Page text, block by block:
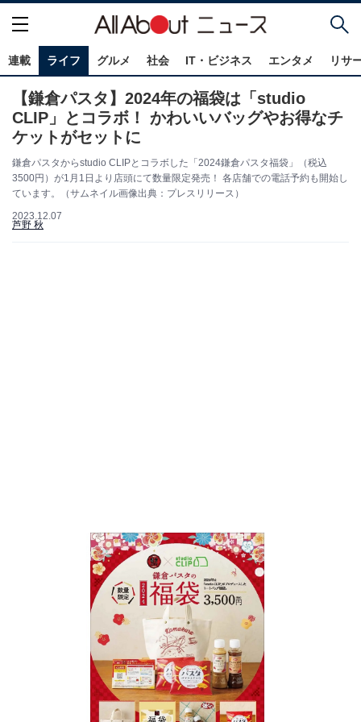
連載 ライフ グルメ 社会 IT・ビジネス エンタメ リサ
【鎌倉パスタ】2024年の福袋は「studio
CLIP」とコラボ！ かわいいバッグやお得なチ
ケットがセットに
鎌倉パスタからstudio CLIPとコラボした「2024鎌倉パスタ福袋」（税込
3500円）が1月1日より店頭にて数量限定発売！ 各店舗での電話予約も開始し
ています。（サムネイル画像出典：プレスリリース）
2023.12.07
芦野 秋